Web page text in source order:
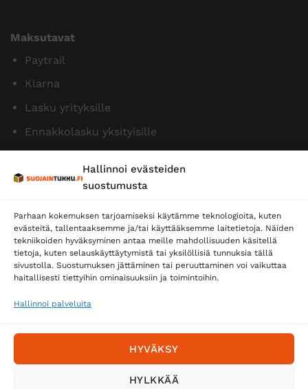
Hallinnoi evästeiden
suostumusta
Parhaan kokemuksen tarjoamiseksi käytämme teknologioita, kuten
evästeitä, tallentaaksemme ja/tai käyttääksemme laitetietoja. Näiden
tekniikoiden hyväksyminen antaa meille mahdollisuuden käsitellä
tietoja, kuten selauskäyttäytymistä tai yksilöllisiä tunnuksia tällä
sivustolla. Suostumuksen jättäminen tai peruuttaminen voi vaikuttaa
haitallisesti tiettyihin ominaisuuksiin ja toimintoihin.
Hallinnoi palveluita
HYVÄKSY
HYLKKÄÄ
Maksutavat
Paytrail
Klarna
Lasku yrityksille
Ennakkolasku yksityisille
Toimitustavat
Posti
Matkahuolto
Tilaa uutiskirje ja saat erikoisalennuksia